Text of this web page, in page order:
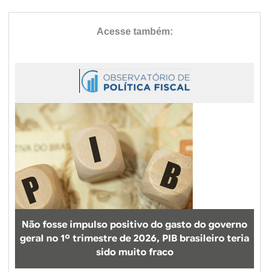
Não fosse impulso positivo do gasto do governo
geral no 1º trimestre de 2026, PIB brasileiro teria
sido muito fraco